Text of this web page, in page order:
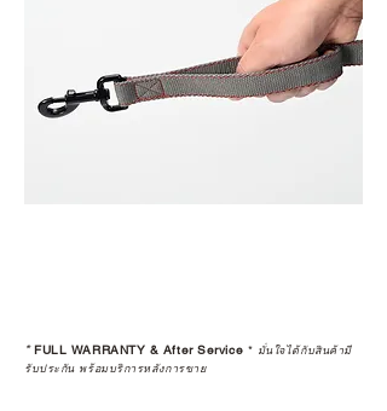
*FULL WARRANTY & After Service * มั่นใจได้กับสินค้ามี
รับประกัน พร้อมบริการหลังการขาย